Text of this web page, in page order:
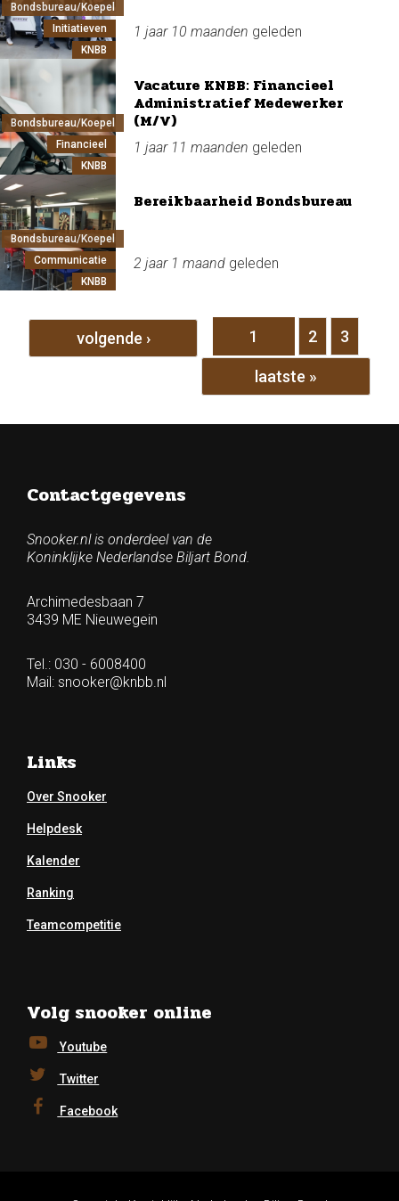
Bondsbureau/Koepel
Initiatieven
KNBB
1 jaar 10 maanden geleden
Bondsbureau/Koepel
Financieel
KNBB
Vacature KNBB: Financieel
Administratief Medewerker
(M/V)
1 jaar 11 maanden geleden
Bondsbureau/Koepel
Communicatie
KNBB
Bereikbaarheid Bondsbureau
2 jaar 1 maand geleden
Pagina's
1 2 3
volgende ›
laatste »
Contactgegevens
Snooker.nl is onderdeel van de
Koninklijke Nederlandse Biljart Bond.
Archimedesbaan 7
3439 ME Nieuwegein
Tel.: 030 - 6008400
Mail: snooker@knbb.nl
Links
Over Snooker
Helpdesk
Kalender
Ranking
Teamcompetitie
Volg snooker online
Youtube
Twitter
Facebook